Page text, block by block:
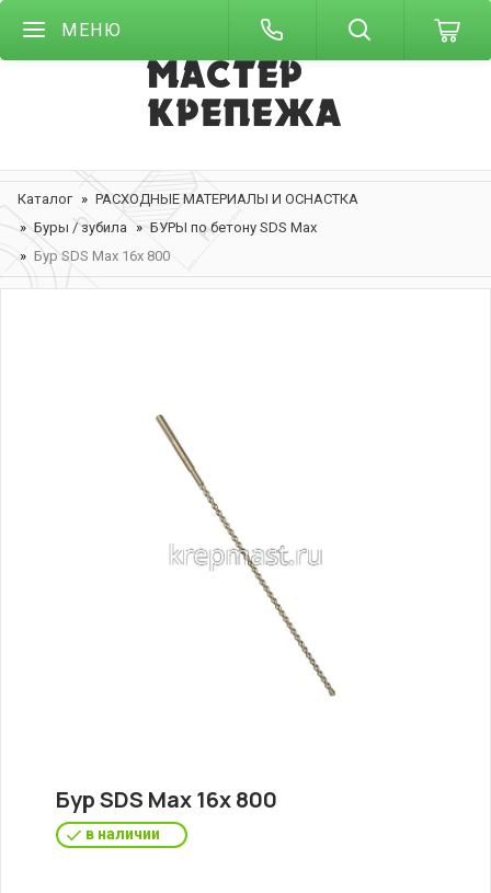
МЕНЮ
Каталог
РАСХОДНЫЕ МАТЕРИАЛЫ И ОСНАСТКА
Буры / зубила
БУРЫ по бетону SDS Max
Бур SDS Max 16х 800
Бур SDS Max 16х 800
в наличии